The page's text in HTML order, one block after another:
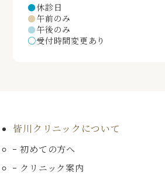
●休診日
●午前のみ
●午後のみ
○受付時間変更あり
皆川クリニックについて
初めての方へ
クリニック案内